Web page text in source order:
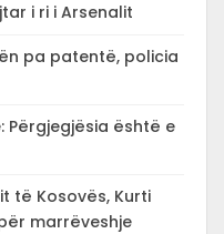
i ri i Arsenalit
pa patentë, policia
Përgjegjësia është e
të Kosovës, Kurti
marrëveshje